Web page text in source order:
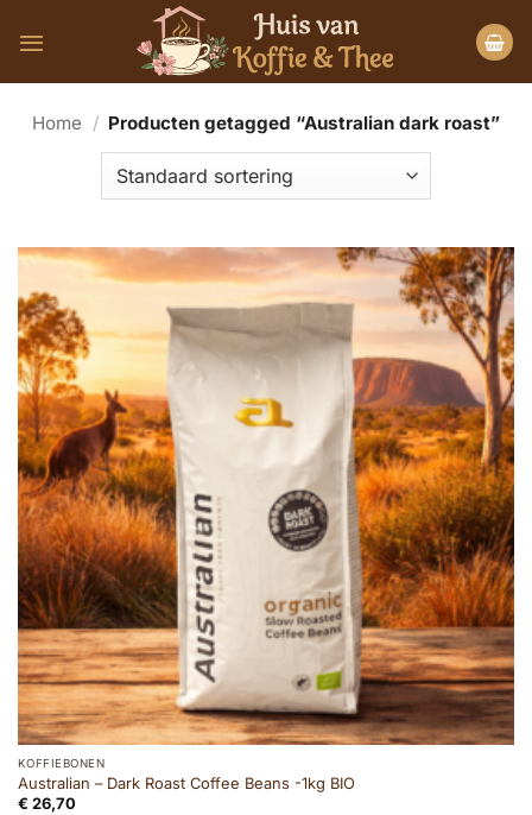
naar
Home / Producten getagged “Australian dark roast”
KOFFIEBONEN
Australian – Dark Roast Coffee Beans -1kg BIO
€ 26,70